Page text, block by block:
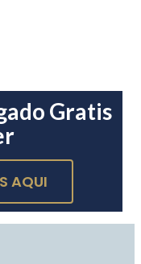
Gratis
AQUI